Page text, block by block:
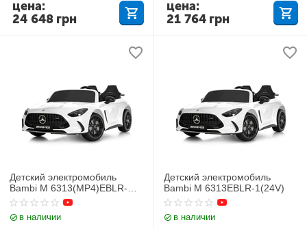
24 648 грн
цена:
21 764 грн
цена:
Детский электромобиль
Bambi M 6313(MP4)EBLR-
1(24V)
в наличии
Детский электромобиль
Bambi M 6313EBLR-1(24V)
в наличии